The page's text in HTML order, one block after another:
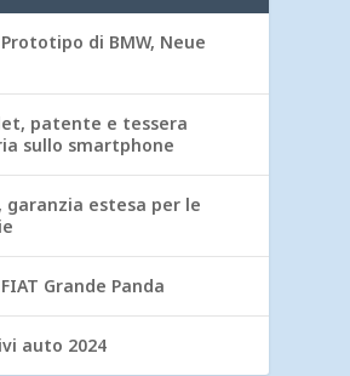
di BMW, Neue
patente e tessera
sullo smartphone
garanzia estesa per le
Grande Panda
auto 2024